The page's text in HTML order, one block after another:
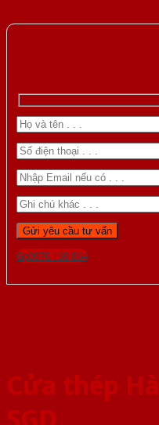
Gọi 0976.169.864
Cửa thép
SGD